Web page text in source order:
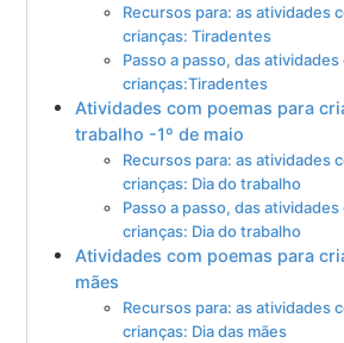
Recursos para: as atividades
crianças: Tiradentes
Passo a passo, das
crianças:Tiradentes
Atividades com poemas para
trabalho -1º de maio
Recursos para: as atividades
crianças: Dia do trabalho
Passo a passo, das
crianças: Dia do trabalho
Atividades com poemas para
mães
Recursos para: as atividades
crianças: Dia das mães